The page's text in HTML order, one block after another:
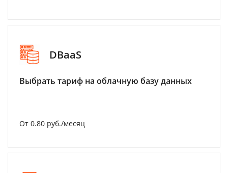
DBaaS
Выбрать тариф на облачную базу данных
От 0.80 руб./месяц